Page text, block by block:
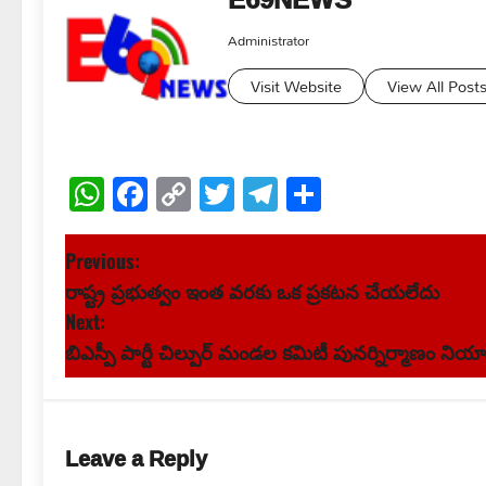
Administrator
Visit Website View All Posts
WhatsApp
Facebook
Copy
Link
TwitterTelegram
P
o
s
n
Previous:
రాష్ట్ర ప్రభుత్వం ఇంత వరకు ఒక ప్రకటన చేయలేదు
Next:
బిఎస్పీ పార్టీ చిల్పుర్ మండల కమిటీ పునర్నిర్మాణం
Leave a Reply